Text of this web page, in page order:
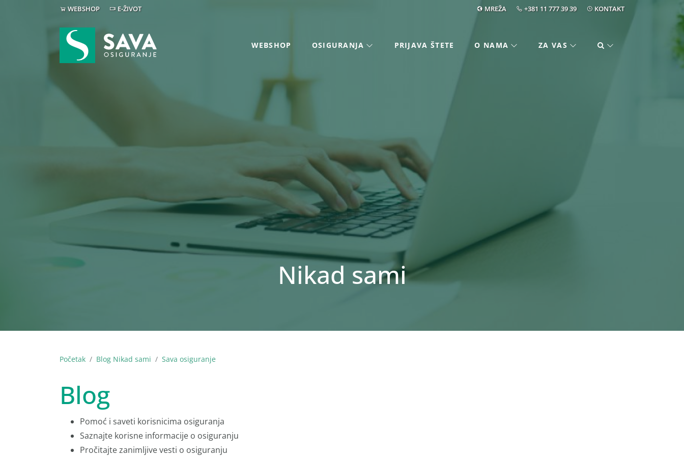
WEBSHOP E-ŽIVOT MREŽA +381 11 777 39 39 KONTAKT
WEBSHOP OSIGURANJA PRIJAVA ŠTETE O NAMA ZA VAS
Nikad sami
Početak Blog Nikad sami Sava osiguranje
Blog
Pomoć i saveti korisnicima osiguranja
Saznajte korisne informacije o osiguranju
Pročitajte zanimljive vesti o osiguranju